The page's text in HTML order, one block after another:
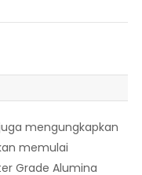
juga mengungkapkan
memulai
Grade Alumina